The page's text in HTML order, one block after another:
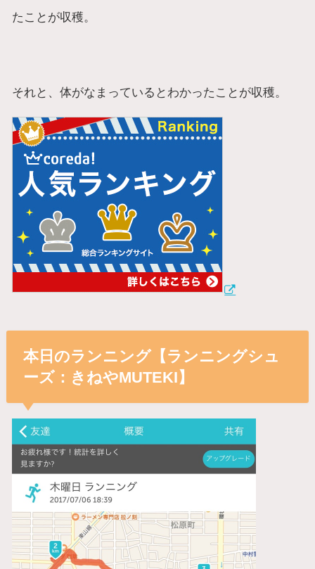
たことが収穫。
それと、体がなまっているとわかったことが収穫。
本日のランニング【ランニングシュ
ーズ：きねやMUTEKI】